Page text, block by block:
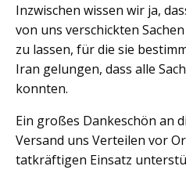
Inzwischen wissen wir ja,
von uns verschickten
zu lassen, für die sie
Iran gelungen, dass alle
konnten.
Ein großes Dankeschön an
Versand uns Verteilen vor
tatkräftigen Einsatz